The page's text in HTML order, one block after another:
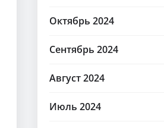
Октябрь 2024
Сентябрь 2024
Август 2024
Июль 2024